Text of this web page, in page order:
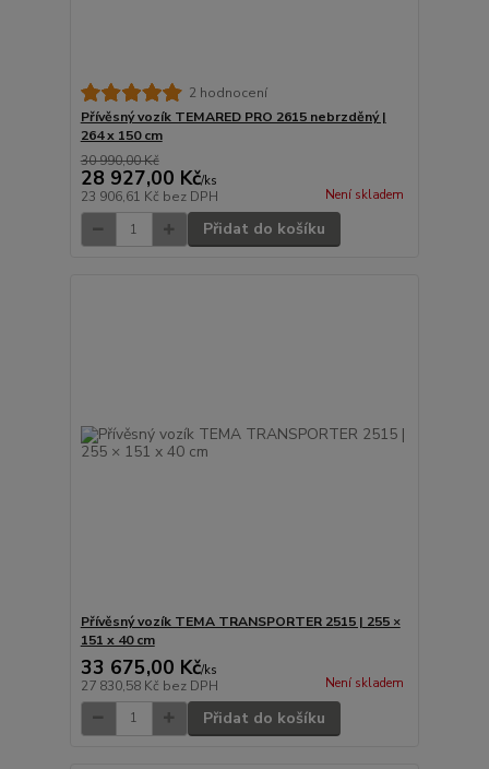
2 hodnocení
Přívěsný vozík TEMARED PRO 2615 nebrzděný |
264 x 150 cm
30 990,00 Kč
28 927,00 Kč/ks
23 906,61 Kč bez DPH Není skladem
Přidat do košíku
Přívěsný vozík TEMA TRANSPORTER 2515 | 255 ×
151 x 40 cm
33 675,00 Kč/ks
27 830,58 Kč bez DPH Není skladem
Přidat do košíku